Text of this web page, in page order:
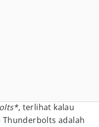
*, terlihat kalau
adalah